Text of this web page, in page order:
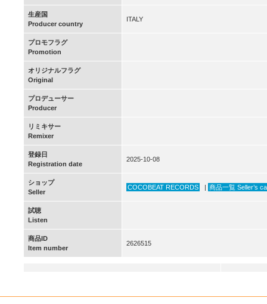
生産国
Producer country
ITALY
プロモフラグ
Promotion
オリジナルフラグ
Original
プロデューサー
Producer
リミキサー
Remixer
登録日
Registration date
2025-10-08
ショップ
Seller
COCOBEAT RECORDS | 商品一覧 Seller’s
試聴
Listen
商品ID
Item number
2626515